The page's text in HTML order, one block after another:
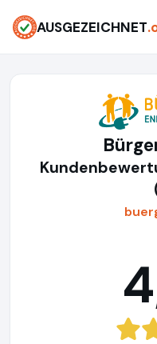
AUSGEZEICHNET